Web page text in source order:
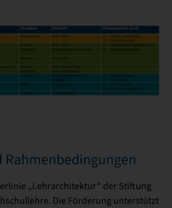
Rahmenbedingungen
„Lehrarchitektur“ der Stiftung
Die Förderung unterstützt